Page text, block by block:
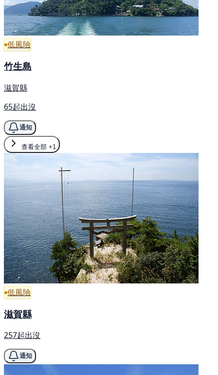
低風險
竹生島
滋賀縣
65起出沒
通知
查看全部 +1
低風險
滋賀縣
257起出沒
通知